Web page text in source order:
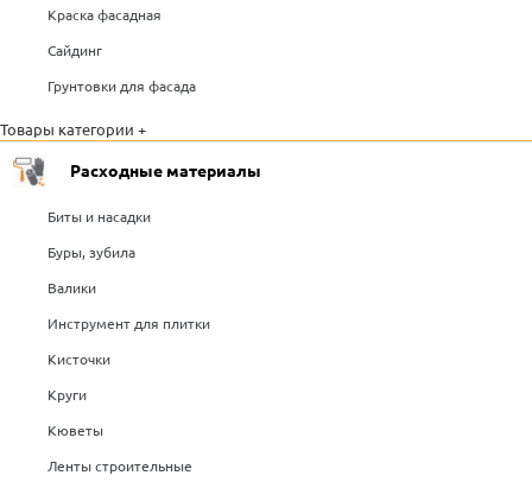
Краска фасадная
Сайдинг
Грунтовки для фасада
Товары категории +
Расходные материалы
Биты и насадки
Буры, зубила
Валики
Инструмент для плитки
Кисточки
Круги
Кюветы
Ленты строительные